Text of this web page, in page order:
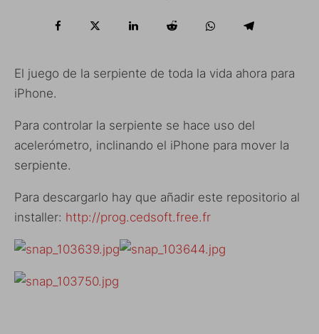
El juego de la serpiente de toda la vida ahora para
iPhone.
Para controlar la serpiente se hace uso del
acelerómetro, inclinando el iPhone para mover la
serpiente.
Para descargarlo hay que añadir este repositorio al
installer: http://prog.cedsoft.free.fr